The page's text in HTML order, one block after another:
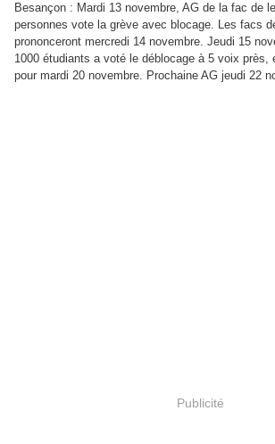
Besançon : Mardi 13 novembre, AG de la fac de
personnes vote la grève avec blocage. Les facs
prononceront mercredi 14 novembre. Jeudi 15
1000 étudiants a voté le déblocage à 5 voix près,
pour mardi 20 novembre. Prochaine AG jeudi 22
Publicité